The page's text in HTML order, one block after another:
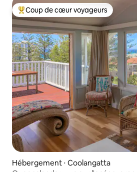
Coups de cœur voyageurs les plus
Coup de cœur voyageurs
Hébergement ⋅ Coolangatta